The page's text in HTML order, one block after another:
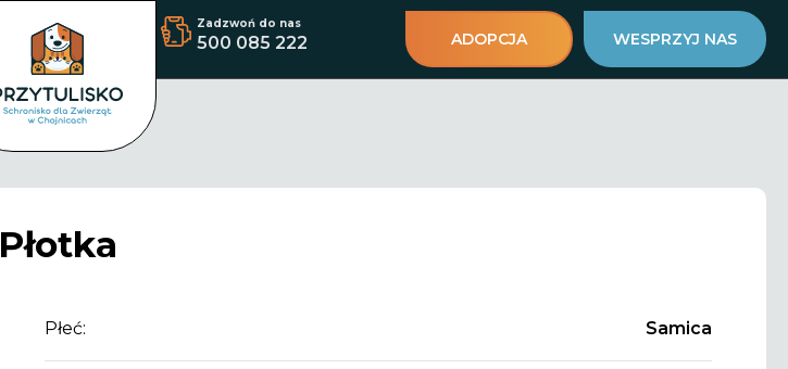
Zadzwoń do nas
500 085 222 ADOPCJA WESPRZYJ NAS
Płotka
Płeć: Samica